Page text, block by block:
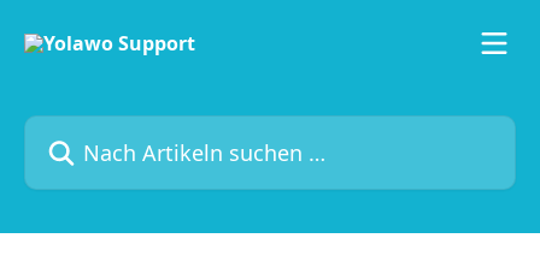
Nach Artikeln suchen …